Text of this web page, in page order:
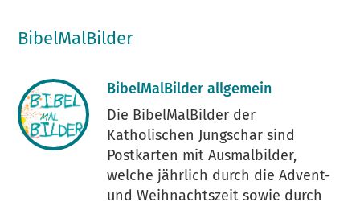
BibelMalBilder
BibelMalBilder allgemein
Die BibelMalBilder der
Katholischen Jungschar sind
Postkarten mit Ausmalbilder,
welche jährlich durch die Advent-
und Weihnachtszeit sowie durch